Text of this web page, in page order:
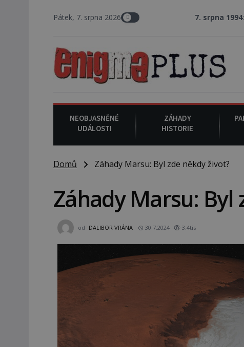
Pátek, 7. srpna 2026 7. srpna 1994: Na
NEOBJASNĚNÉ
UDÁLOSTI
ZÁHADY
HISTORIE
Domů Záhady Marsu: Byl zde někdy život?
Záhady Marsu: Byl
od DALIBOR VRÁNA 30.7.2024 3.4tis